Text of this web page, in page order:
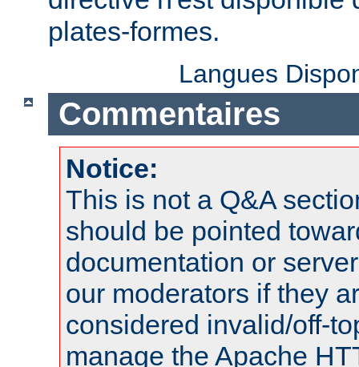
plates-formes.
Langues
Commentaires
Notice:
This is not a Q&A
should be pointed
documentation or
our moderators if they
considered invalid/off-
manage the Apache